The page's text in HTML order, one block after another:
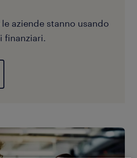
aziende stanno usando
finanziari.